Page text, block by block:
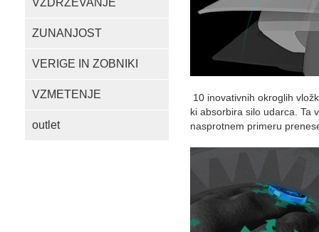
VZDRŽEVANJE
ZUNANJOST
VERIGE IN ZOBNIKI
VZMETENJE
outlet
10 inovativnih okroglih
ki absorbira silo udarca. Ta
nasprotnem primeru